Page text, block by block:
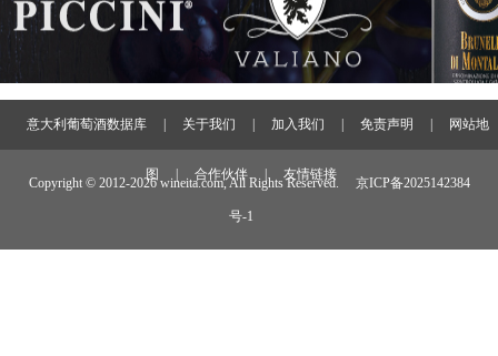
意大利葡萄酒数据库 关于我们 加入我们 免责声明 网站地
图 合作伙伴 友情链接
Copyright © 2012-2026 wineita.com, All Rights Reserved. 京ICP备2025142384
号-1